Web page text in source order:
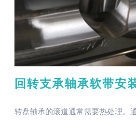
回转支承轴承软带安
转盘轴承的滚道通常需要热处理。